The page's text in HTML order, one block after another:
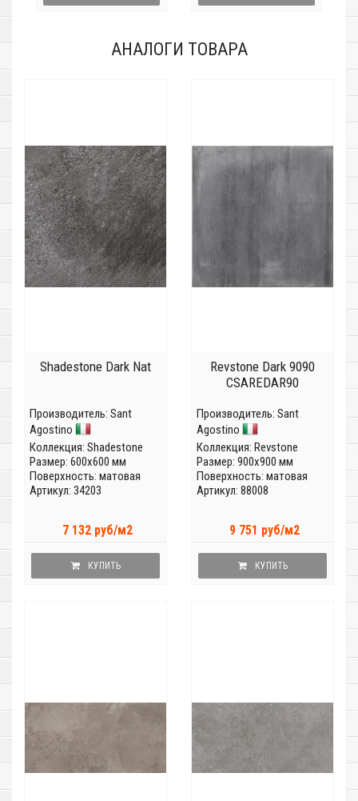
АНАЛОГИ ТОВАРА
Shadestone Dark Nat
Производитель: Sant
Agostino
Коллекция: Shadestone
Размер: 600x600 мм
Поверхность: матовая
Артикул: 34203
7 132 руб/м2
КУПИТЬ
Revstone Dark 9090
CSAREDAR90
Производитель: Sant
Agostino
Коллекция: Revstone
Размер: 900x900 мм
Поверхность: матовая
Артикул: 88008
9 751 руб/м2
КУПИТЬ